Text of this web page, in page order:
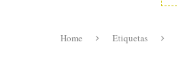
Home Etiquetas